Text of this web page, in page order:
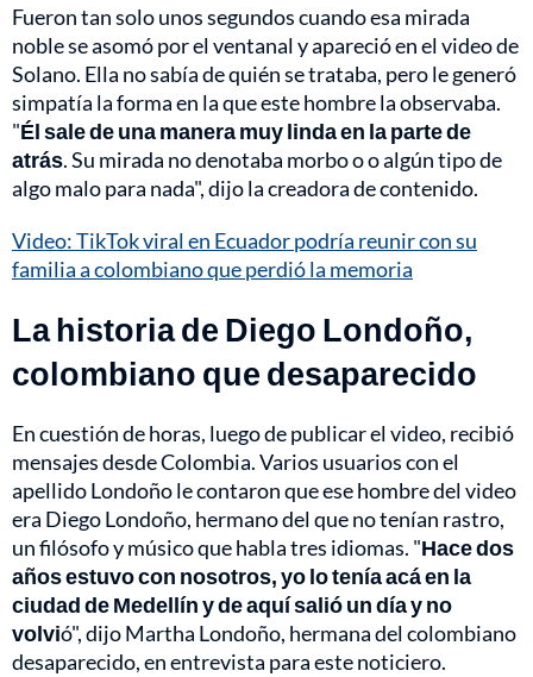
Fueron tan solo unos segundos cuando esa mirada
noble se asomó por el ventanal y apareció en el video de
Solano. Ella no sabía de quién se trataba, pero le generó
simpatía la forma en la que este hombre la observaba.
"Él sale de una manera muy linda en la parte de
atrás. Su mirada no denotaba morbo o o algún tipo de
algo malo para nada", dijo la creadora de contenido.
Video: TikTok viral en Ecuador podría reunir con su
familia a colombiano que perdió la memoria
La historia de Diego Londoño,
colombiano que desaparecido
En cuestión de horas, luego de publicar el video, recibió
mensajes desde Colombia. Varios usuarios con el
apellido Londoño le contaron que ese hombre del video
era Diego Londoño, hermano del que no tenían rastro,
un filósofo y músico que habla tres idiomas. "Hace dos
años estuvo con nosotros, yo lo tenía acá en la
ciudad de Medellín y de aquí salió un día y no
volvió", dijo Martha Londoño, hermana del colombiano
desaparecido, en entrevista para este noticiero.